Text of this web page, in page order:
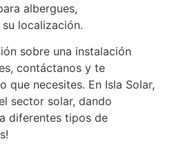
albergues,
localización.
sobre una instalación
contáctanos y te
que necesites. En Isla Solar,
sector solar, dando
diferentes tipos de